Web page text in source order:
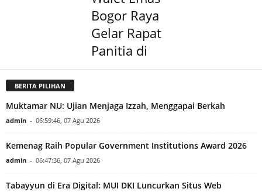
Bogor Raya
Gelar Rapat
Panitia di
BERITA PILIHAN
Muktamar NU: Ujian Menjaga Izzah, Menggapai Berkah
admin - 06:59:46, 07 Agu 2026
Kemenag Raih Popular Government Institutions Award 2026
admin - 06:47:36, 07 Agu 2026
Tabayyun di Era Digital: MUI DKI Luncurkan Situs Web